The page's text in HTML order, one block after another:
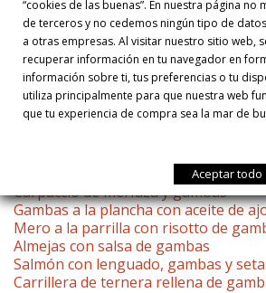
PRESENTACIÓN
Emplatamos una ración de clara
añadimos la yema inyectada.
crujientes. Servir caliente, romper la
ingredientes.
NO TE PIERDAS ESTAS OTRAS
Gambas con aguacate y vinagreta
Carpaccio de merluza y gambas
Gambas a la plancha con aceite de
Mero a la parrilla con risotto de
Almejas con salsa de gambas
Salmón con lenguado, gambas y
Carrillera de ternera rellena de
“cookies de las buenas”. En nuestra página
de terceros y no cedemos ningún tipo de
a otras empresas. Al visitar nuestro sitio web,
recuperar información en tu navegador en
información sobre ti, tus preferencias o tu
utiliza principalmente para que nuestra web
que tu experiencia de compra sea la mar de
Aceptar todo